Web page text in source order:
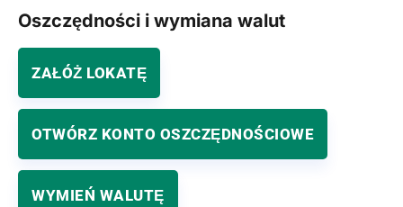
Oszczędności i wymiana walut
ZAŁÓŻ LOKATĘ
OTWÓRZ KONTO OSZCZĘDNOŚCIOWE
WYMIEŃ WALUTĘ